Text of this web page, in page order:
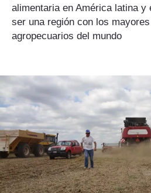
Tecnología
Maquinaria agrícola
Clima
Agronegocios
Mercados
alimentaria en América latina y
ser una región con los
agropecuarios del mundo